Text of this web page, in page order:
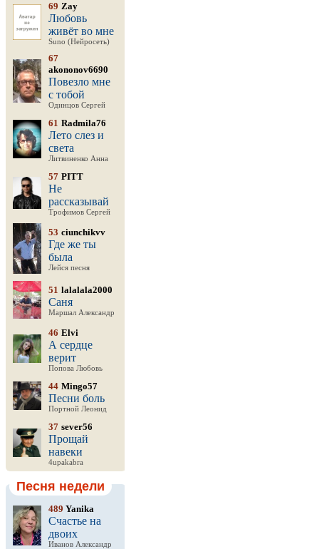
69 Zay
Любовь
живёт во мне
Suno (Нейросеть)
67
akononov6690
Повезло мне
с тобой
Одинцов Сергей
61 Radmila76
Лето слез и
света
Литвиненко Анна
57 PITT
Не
рассказывай
Трофимов Сергей
53 ciunchikvv
Где же ты
была
Лейся песня
51 lalalala2000
Саня
Маршал Александр
46 Elvi
А сердце
верит
Попова Любовь
44 Mingo57
Песни боль
Портной Леонид
37 sever56
Прощай
навеки
4upakabra
Песня недели
489 Yanika
Счастье на
двоих
Иванов Александр